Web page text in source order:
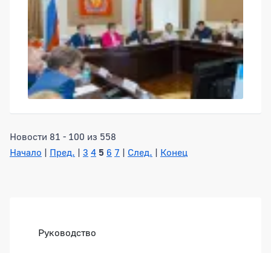
Новости 81 - 100 из 558
Начало | Пред. | 3 4 5 6 7 | След. | Конец
Руководство